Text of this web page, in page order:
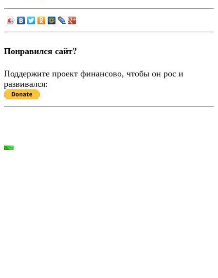
Понравился сайт?
Поддержите проект финансово, чтобы он рос и
развивался: